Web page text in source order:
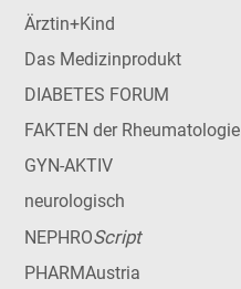
Ärztin+Kind
Das Medizinprodukt
DIABETES FORUM
FAKTEN der Rheumatologie
GYN-AKTIV
neurologisch
NEPHROScript
PHARMAustria